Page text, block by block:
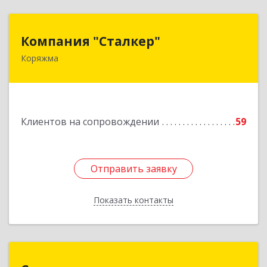
Компания "Сталкер"
Коряжма
Клиентов на сопровождении 59
Отправить заявку
Показать контакты
Отправить заявку
Назад